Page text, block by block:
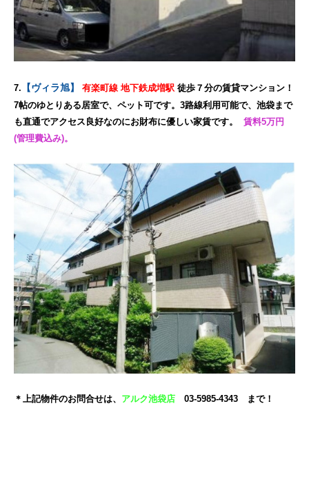
7. 【ヴィラ旭】 有楽町線 地下鉄成増駅 徒歩７分の賃貸マンション！
7帖のゆとりある居室で、ペット可です。3路線利用可能で、池袋まで
も直通でアクセス良好なのにお財布に優しい家賃です。 賃料5万円
(管理費込み)。
＊上記物件のお問合せは、 アルク池袋店 03-5985-4343 まで！